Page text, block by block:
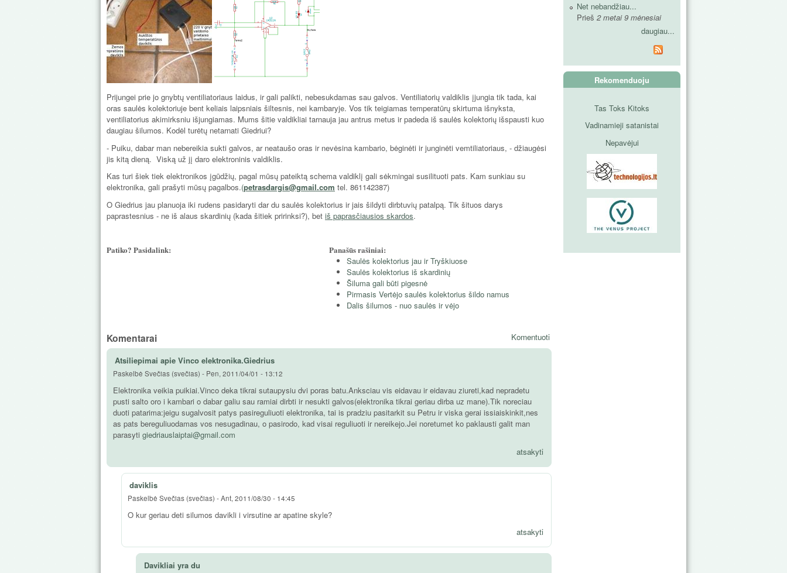
Prijungei prie jo gnybtų ventiliatoriaus laidus, ir gali palikti, nebesukdamas sau galvos. Ventiliatorių valdiklis įjungia tik tada, kai
oras saulės kolektoriuje bent keliais laipsniais šiltesnis, nei kambaryje. Vos tik teigiamas temperatūrų skirtuma išnyksta,
ventiliatorius akimirksniu išjungiamas. Mums šitie valdikliai tarnauja jau antrus metus ir padeda iš saulės kolektorių išspausti kuo
daugiau šilumos. Kodėl turėtų netarnati Giedriui?
- Puiku, dabar man nebereikia sukti galvos, ar neataušo oras ir nevėsina kambario, bėginėti ir junginėti vemtiliatoriaus, - džiaugėsi
jis kitą dieną. Viską už jį daro elektroninis valdiklis.
Kas turi šiek tiek elektronikos įgūdžių, pagal mūsų pateiktą schema valdiklį gali sėkmingai susilituoti pats. Kam sunkiau su
elektronika, gali prašyti mūsų pagalbos.(petrasdargis@gmail.com tel. 861142387)
O Giedrius jau planuoja iki rudens pasidaryti dar du saulės kolektorius ir jais šildyti dirbtuvių patalpą. Tik šituos darys
paprastesnius - ne iš alaus skardinių (kada šitiek pririnksi?), bet iš paprasčiausios skardos.
Patiko? Pasidalink:
Panašūs rašiniai:
Saulės kolektorius jau ir Tryškiuose
Saulės kolektorius iš skardinių
Šiluma gali būti pigesnė
Pirmasis Vertėjo saulės kolektorius šildo namus
Dalis šilumos - nuo saulės ir vėjo
Komentuoti
Komentarai
Atsiliepimai apie Vinco elektronika.Giedrius
Paskelbė Svečias (svečias) - Pen, 2011/04/01 - 13:12
Elektronika veikia puikiai.Vinco deka tikrai sutaupysiu dvi poras batu.Anksciau vis eidavau ir eidavau ziureti,kad nepradetu
pusti salto oro i kambari o dabar galiu sau ramiai dirbti ir nesukti galvos(elektronika tikrai geriau dirba uz mane).Tik noreciau
duoti patarima:jeigu sugalvosit patys pasireguliuoti elektronika, tai is pradziu pasitarkit su Petru ir viska gerai issiaiskinkit,nes
as pats bereguliuodamas vos nesugadinau, o pasirodo, kad visai reguliuoti ir nereikejo.Jei noretumet ko paklausti galit man
parasyti giedriauslaiptai@gmail.com
atsakyti
daviklis
Paskelbė Svečias (svečias) -Ant, 2011/08/30 - 14:45
O kur geriau deti silumos davikli i virsutine ar apatine skyle?
atsakyti
Davikliai yra du
Net nebandžiau...
Prieš 2 metai 9 mėnesiai
daugiau...
Rekomenduoju
Tas Toks Kitoks
Vadinamieji satanistai
Nepavėjui